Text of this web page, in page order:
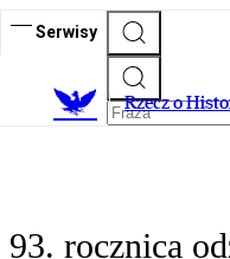
Serwisy
Rzecz o
93. rocznica